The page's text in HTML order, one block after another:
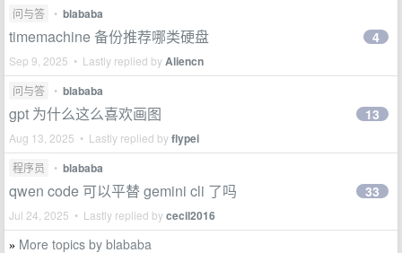
问与答 • blababa
timemachine 备份推荐哪类硬盘
Sep 9, 2025 • Lastly replied byAliencn
4
问与答 • blababa
gpt 为什么这么喜欢画图
Aug 13, 2025 • Lastly replied byflypei
13
程序员 • blababa
qwen code 可以平替 gemini cli 了吗
Jul 24, 2025 • Lastly replied bycecil2016
33
» More topics by blababa